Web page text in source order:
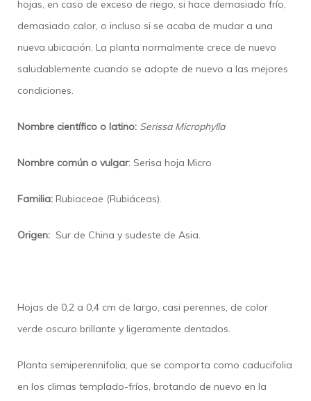
hojas, en caso de exceso de riego, si hace demasiado frío,
demasiado calor, o incluso si se acaba de mudar a una
nueva ubicación. La planta normalmente crece de nuevo
saludablemente cuando se adopte de nuevo a las mejores
condiciones.
Nombre científico o latino: Serissa Microphylla
Nombre común o vulgar: Serisa hoja Micro
Familia: Rubiaceae (Rubiáceas).
Origen: Sur de China y sudeste de Asia.
Hojas de 0,2 a 0,4 cm de largo, casi perennes, de color
verde oscuro brillante y ligeramente dentados.
Planta semiperennifolia, que se comporta como caducifolia
en los climas templado-fríos, brotando de nuevo en la